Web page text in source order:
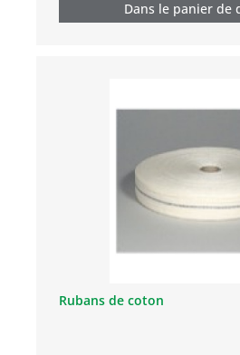
Dans le panier de
Rubans de coton